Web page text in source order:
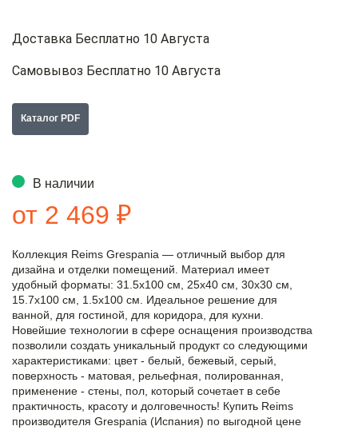
Доставка Бесплатно 10 Августа
Самовывоз Бесплатно 10 Августа
Каталог PDF
В наличии
от 2 469 ₽
Коллекция Reims Grespania — отличный выбор для
дизайна и отделки помещений. Материал имеет
удобный форматы: 31.5x100 см, 25x40 см, 30x30 см,
15.7x100 см, 1.5x100 см. Идеальное решение для
ванной, для гостиной, для коридора, для кухни.
Новейшие технологии в сфере оснащения производства
позволили создать уникальный продукт со следующими
характеристиками: цвет - белый, бежевый, серый,
поверхность - матовая, рельефная, полированная,
применение - стены, пол, который сочетает в себе
практичность, красоту и долговечность! Купить Reims
производителя Grespania (Испания) по выгодной цене